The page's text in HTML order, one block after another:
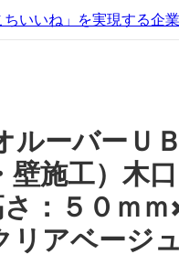
ちいいね」を実現する企
ルーバーＵ
壁施工）木
さ：５０ｍ
リアベージュ